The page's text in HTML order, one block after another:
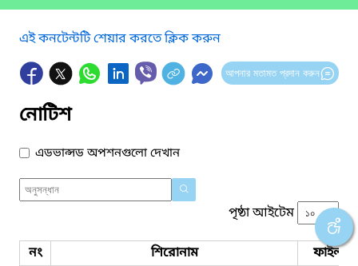
এই কনটেন্টটি শেয়ার করতে ক্লিক করুন
আপনার মতামত প্রদান করুন
নোটিশ
এডভান্সড অপশনগুলো দেখান
পৃষ্ঠা আইটেম
নং শিরোনাম ফাইল